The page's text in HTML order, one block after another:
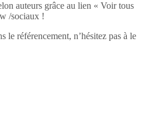
auteurs grâce au lien « Voir tous
/sociaux !
le référencement, n’hésitez pas à le